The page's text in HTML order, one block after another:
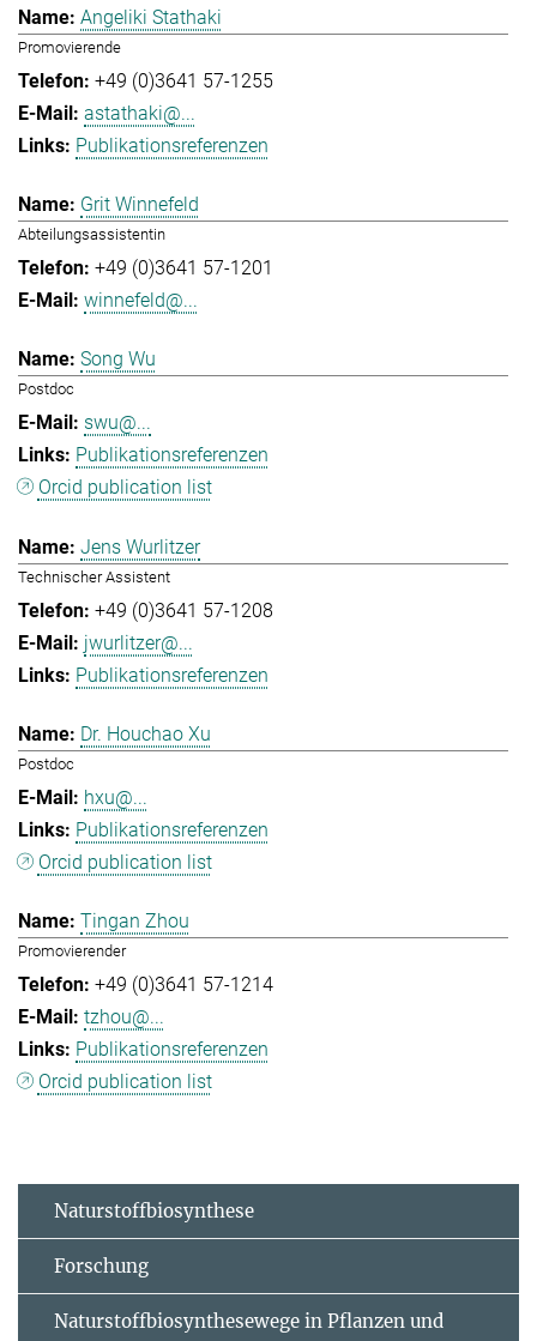
Angeliki Stathaki
Promovierende
+49 (0)3641 57-1255
astathaki@...
Publikationsreferenzen
Grit Winnefeld
Abteilungsassistentin
+49 (0)3641 57-1201
winnefeld@...
Song Wu
Postdoc
swu@...
Publikationsreferenzen
Orcid publication list
Jens Wurlitzer
Technischer Assistent
+49 (0)3641 57-1208
jwurlitzer@...
Publikationsreferenzen
Dr. Houchao Xu
Postdoc
hxu@...
Publikationsreferenzen
Orcid publication list
Tingan Zhou
Promovierender
+49 (0)3641 57-1214
tzhou@...
Publikationsreferenzen
Orcid publication list
Naturstoffbiosynthese
Forschung
Naturstoffbiosynthesewege in Pflanzen und